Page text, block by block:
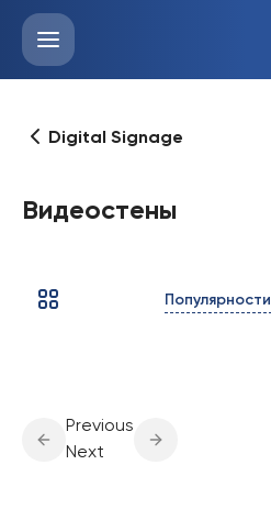
Digital Signage
Видеостены
Популярности
Previous
Next